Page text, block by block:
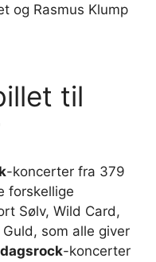
og Rasmus Klump
til
-koncerter fra 379
forskellige
Sølv, Wild Card,
som alle giver
-koncerter